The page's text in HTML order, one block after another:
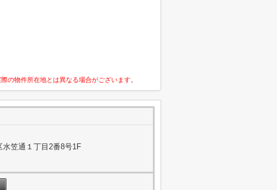
の物件所在地とは異なる場合がございます。
笠通１丁目2番8号1F